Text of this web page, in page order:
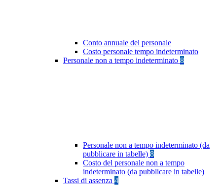
Conto annuale del personale
Costo personale tempo indeterminato
Personale non a tempo indeterminato 8
Personale non a tempo indeterminato (da
pubblicare in tabelle) 8
Costo del personale non a tempo
indeterminato (da pubblicare in tabelle)
Tassi di assenza 4